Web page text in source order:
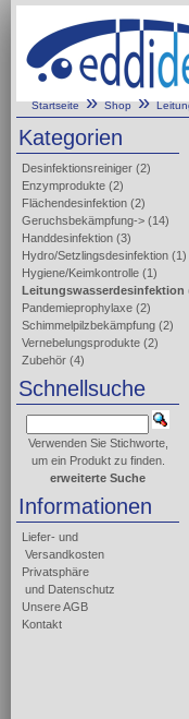
Startseite»Shop»
Kategorien
Desinfektionsreiniger (2)
Enzymprodukte (2)
Flächendesinfektion (2)
Geruchsbekämpfung-> (14)
Handdesinfektion (3)
Hydro/Setzlingsdesinfektion (1)
Hygiene/Keimkontrolle (1)
Leitungswasserdesinfektion
Pandemieprophylaxe (2)
Schimmelpilzbekämpfung (2)
Vernebelungsprodukte (2)
Zubehör (4)
Schnellsuche
Verwenden Sie Stichworte,
um ein Produkt zu finden.
erweiterte Suche
Informationen
Liefer- und
Versandkosten
Privatsphäre
und Datenschutz
Unsere AGB
Kontakt